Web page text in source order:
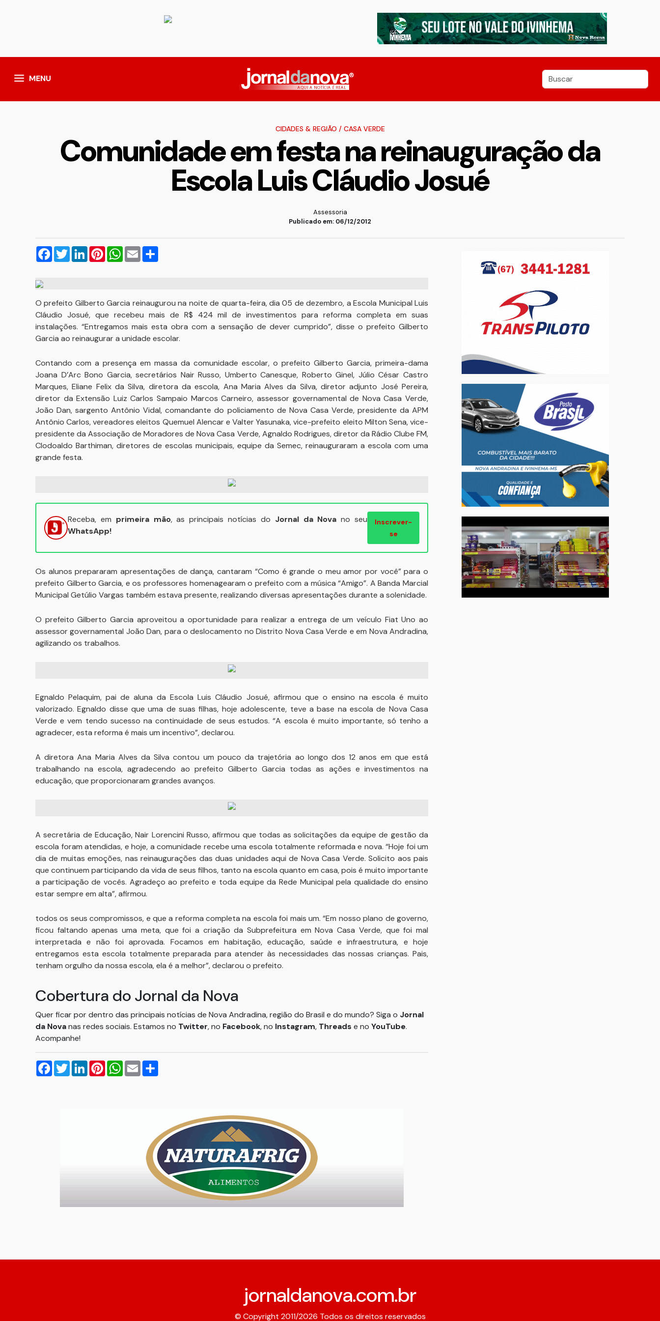
MENU
CIDADES & REGIÃO / CASA VERDE
Comunidade em festa na reinauguração da
Escola Luis Cláudio Josué
Assessoria
Publicado em: 06/12/2012
Facebook
TwitterLinkedInPinterestWhatsApp
Email
O prefeito Gilberto Garcia reinaugurou na noite de quarta-feira, dia 05 de dezembro, a Escola Municipal Luis
Cláudio Josué, que recebeu mais de R$ 424 mil de investimentos para reforma completa em suas
instalações. “Entregamos mais esta obra com a sensação de dever cumprido”, disse o prefeito Gilberto
Garcia ao reinaugurar a unidade escolar.
Contando com a presença em massa da comunidade escolar, o prefeito Gilberto Garcia, primeira-dama
Joana D’Arc Bono Garcia, secretários Nair Russo, Umberto Canesque, Roberto Ginel, Júlio César Castro
Marques, Eliane Felix da Silva, diretora da escola, Ana Maria Alves da Silva, diretor adjunto José Pereira,
diretor da Extensão Luiz Carlos Sampaio Marcos Carneiro, assessor governamental de Nova Casa Verde,
João Dan, sargento Antônio Vidal, comandante do policiamento de Nova Casa Verde, presidente da APM
Antônio Carlos, vereadores eleitos Quemuel Alencar e Valter Yasunaka, vice-prefeito eleito Milton Sena, vice-
presidente da Associação de Moradores de Nova Casa Verde, Agnaldo Rodrigues, diretor da Rádio Clube FM,
Clodoaldo Barthiman, diretores de escolas municipais, equipe da Semec, reinauguraram a escola com uma
grande festa.
Receba, em primeira mão, as principais notícias do Jornal da Nova no seu
WhatsApp!
Inscrever-
se
Os alunos prepararam apresentações de dança, cantaram “Como é grande o meu amor por você” para o
prefeito Gilberto Garcia, e os professores homenagearam o prefeito com a música “Amigo”. A Banda Marcial
Municipal Getúlio Vargas também estava presente, realizando diversas apresentações durante a solenidade.
O prefeito Gilberto Garcia aproveitou a oportunidade para realizar a entrega de um veículo Fiat Uno ao
assessor governamental João Dan, para o deslocamento no Distrito Nova Casa Verde e em Nova Andradina,
agilizando os trabalhos.
Egnaldo Pelaquim, pai de aluna da Escola Luis Cláudio Josué, afirmou que o ensino na escola é muito
valorizado. Egnaldo disse que uma de suas filhas, hoje adolescente, teve a base na escola de Nova Casa
Verde e vem tendo sucesso na continuidade de seus estudos. “A escola é muito importante, só tenho a
agradecer, esta reforma é mais um incentivo”, declarou.
A diretora Ana Maria Alves da Silva contou um pouco da trajetória ao longo dos 12 anos em que está
trabalhando na escola, agradecendo ao prefeito Gilberto Garcia todas as ações e investimentos na
educação, que proporcionaram grandes avanços.
A secretária de Educação, Nair Lorencini Russo, afirmou que todas as solicitações da equipe de gestão da
escola foram atendidas, e hoje, a comunidade recebe uma escola totalmente reformada e nova. “Hoje foi um
dia de muitas emoções, nas reinaugurações das duas unidades aqui de Nova Casa Verde. Solicito aos pais
que continuem participando da vida de seus filhos, tanto na escola quanto em casa, pois é muito importante
a participação de vocês. Agradeço ao prefeito e toda equipe da Rede Municipal pela qualidade do ensino
estar sempre em alta”, afirmou.
todos os seus compromissos, e que a reforma completa na escola foi mais um. “Em nosso plano de governo,
ficou faltando apenas uma meta, que foi a criação da Subprefeitura em Nova Casa Verde, que foi mal
interpretada e não foi aprovada. Focamos em habitação, educação, saúde e infraestrutura, e hoje
entregamos esta escola totalmente preparada para atender às necessidades das nossas crianças. Pais,
tenham orgulho da nossa escola, ela é a melhor”, declarou o prefeito.
Cobertura do Jornal da Nova
Quer ficar por dentro das principais notícias de Nova Andradina, região do Brasil e do mundo? Siga o Jornal
da Novanas redes sociais. Estamos no Twitter, no Facebook, no Instagram, Threads e no YouTube.
Acompanhe!
Facebook
TwitterLinkedInPinterestWhatsApp
Email
jornaldanova.com.br
© Copyright 2011/2026 Todos os direitos reservados